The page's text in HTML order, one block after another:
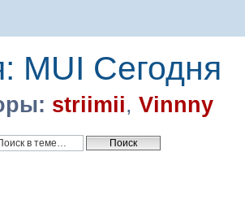
MUI Сегодня
striimii, Vinnny